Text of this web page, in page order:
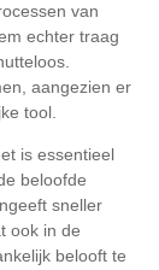
van
echter traag
aangezien er
tool.
is essentieel
beloofde
sneller
ook in de
belooft te